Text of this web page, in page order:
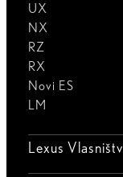
UX
NX
RZ
RX
Novi ES
LM
Lexus